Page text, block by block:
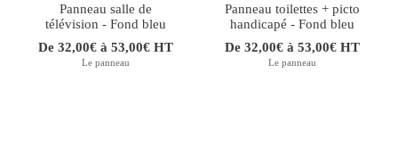
Panneau salle de
télévision - Fond bleu
De 32,00€ à 53,00€ HT
Le panneau
Panneau toilettes + picto
handicapé - Fond bleu
De 32,00€ à 53,00€ HT
Le panneau